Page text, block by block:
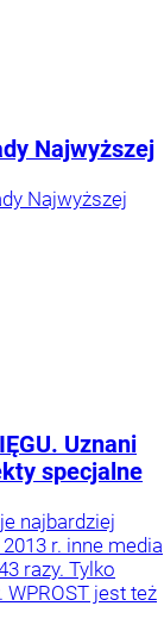
Najwyższej
Najwyższej
Uznani
specjalne
najbardziej
r. inne media
razy. Tylko
WPROST jest też